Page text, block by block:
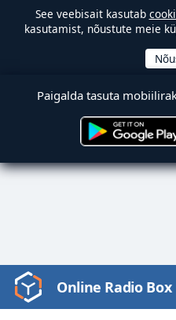
See veebisait kasutab
kasutamist, nõustute meie
Paigalda tasuta
Video
Player
Online Radio Box